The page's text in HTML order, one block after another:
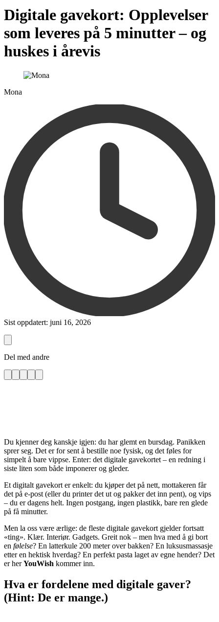
Digitale gavekort: Opplevelser
som leveres på 5 minutter – og
huskes i årevis
Mona
Sist oppdatert: juni 16, 2026
Del med andre
Du kjenner deg kanskje igjen: du har glemt en bursdag. Panikken
sprer seg. Det er for sent å bestille noe fysisk, og det føles for
simpelt å bare vippse. Enter: det digitale gavekortet – en redning i
siste liten som både imponerer og gleder.
Et digitalt gavekort er enkelt: du kjøper det på nett, mottakeren får
det på e-post (eller du printer det ut og pakker det inn pent), og vips
– du er dagens helt. Ingen postgang, ingen plastikk, bare ren glede
på få minutter.
Men la oss være ærlige: de fleste digitale gavekort gjelder fortsatt
«ting». Klær. Interiør. Gadgets. Greit nok – men hva med å gi bort
en følelse? En latterkule 200 meter over bakken? En luksusmassasje
etter en hektisk hverdag? En perfekt pasta laget av egne hender? Det
er herYouWish kommer inn.
Hva er fordelene med digitale gaver?
(Hint: De er mange.)